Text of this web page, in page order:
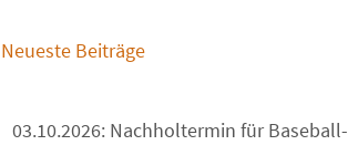
Neueste Beiträge
03.10.2026: Nachholtermin für Baseball-